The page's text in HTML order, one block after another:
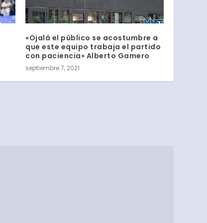
«Ojalá el público se acostumbre a
que este equipo trabaja el partido
con paciencia» Alberto Gamero
septiembre 7, 2021